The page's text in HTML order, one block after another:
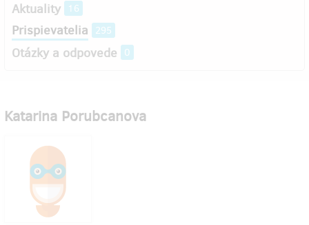
Aktuality
16
Prispievatelia 295
Otázky a odpovede 0
Katarina Porubcanova